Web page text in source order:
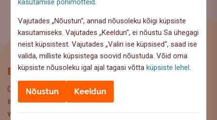
Vajutades „Nõustun“, annad nõusoleku kõigi küpsiste
kasutamiseks. Vajutades „Keeldun“, ei nõustu Sa ühegagi
neist küpsistest. Vajutades „Valin ise küpsised“, saad ise
valida, milliste küpsistega soovid nõustuda. Võid oma
küpsiste nõusoleku igal ajal tagasi võttaküpsiste lehel
Nõustun Keeldun
Blogi
Oled Swedbanki blogi lehel, kus pakume lugejaile huvitavat
infot ja kasulikke nõuandeid, et saaksite teha kaalutud
valikuid oma rahaasjade korraldamisel. Ootame väga teie